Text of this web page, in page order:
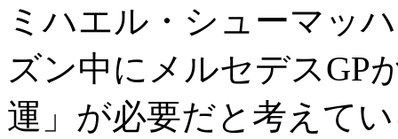
ミハエル・シューマッ
ズン中にメルセデスGP
運」が必要だと考えて